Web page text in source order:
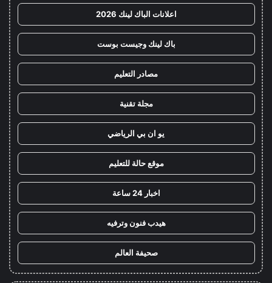
اعلانات الباك لينك 2026
باك لينك وجيست بوست
مصادر التعليم
مجلة تقنية
يو ان بي الرياضي
موقع حالة للتعليم
اخبار 24 ساعة
هيدب فنون وترفيه
صحيفة العالم